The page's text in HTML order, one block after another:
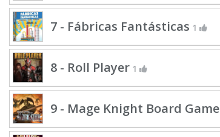
7 - Fábricas Fantásticas 1
8 - Roll Player 1
9 - Mage Knight Board Game